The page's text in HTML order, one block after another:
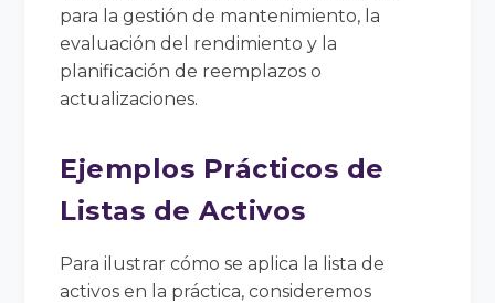
para la gestión de mantenimiento, la
evaluación del rendimiento y la
planificación de reemplazos o
actualizaciones.
Ejemplos Prácticos de
Listas de Activos
Para ilustrar cómo se aplica la lista de
activos en la práctica, consideremos